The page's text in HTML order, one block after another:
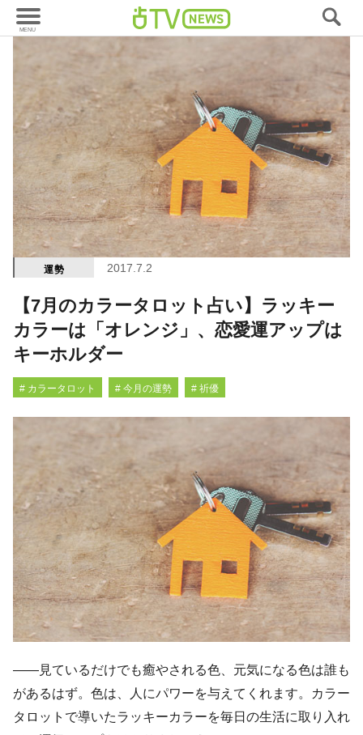
運勢 2017.7.2
【7月のカラータロット占い】ラッキー
カラーは「オレンジ」、恋愛運アップは
キーホルダー
# カラータロット # 今月の運勢 # 祈優
――見ているだけでも癒やされる色、元気になる色は誰も
があるはず。色は、人にパワーを与えてくれます。カラー
タロットで導いたラッキーカラーを毎日の生活に取り入れ